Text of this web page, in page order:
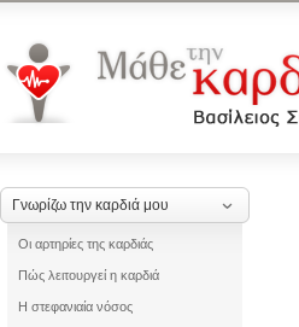
Γνωρίζω την καρδιά μου
Οι αρτηρίες της καρδιάς
Πώς λειτουργεί η καρδιά
Η στεφανιαία νόσος